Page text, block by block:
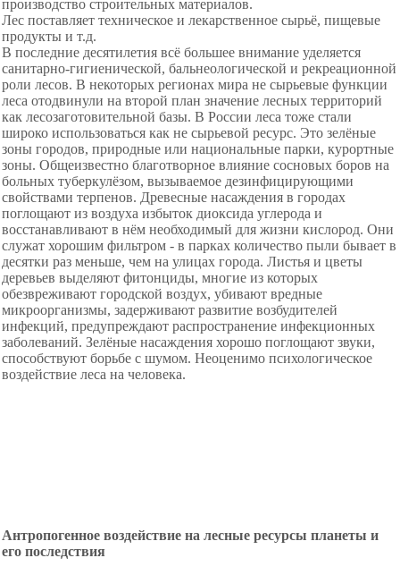
производство строительных материалов.
Лес поставляет техническое и лекарственное сырьё, пищевые
продукты и т.д.
В последние десятилетия всё большее внимание уделяется
санитарно-гигиенической, бальнеологической и рекреационной
роли лесов. В некоторых регионах мира не сырьевые функции
леса отодвинули на второй план значение лесных территорий
как лесозаготовительной базы. В России леса тоже стали
широко использоваться как не сырьевой ресурс. Это зелёные
зоны городов, природные или национальные парки, курортные
зоны. Общеизвестно благотворное влияние сосновых боров на
больных туберкулёзом, вызываемое дезинфицирующими
свойствами терпенов. Древесные насаждения в городах
поглощают из воздуха избыток диоксида углерода и
восстанавливают в нём необходимый для жизни кислород. Они
служат хорошим фильтром - в парках количество пыли бывает в
десятки раз меньше, чем на улицах города. Листья и цветы
деревьев выделяют фитонциды, многие из которых
обезвреживают городской воздух, убивают вредные
микроорганизмы, задерживают развитие возбудителей
инфекций, предупреждают распространение инфекционных
заболеваний. Зелёные насаждения хорошо поглощают звуки,
способствуют борьбе с шумом. Неоценимо психологическое
воздействие леса на человека.
Антропогенное воздействие на лесные ресурсы планеты и
его последствия